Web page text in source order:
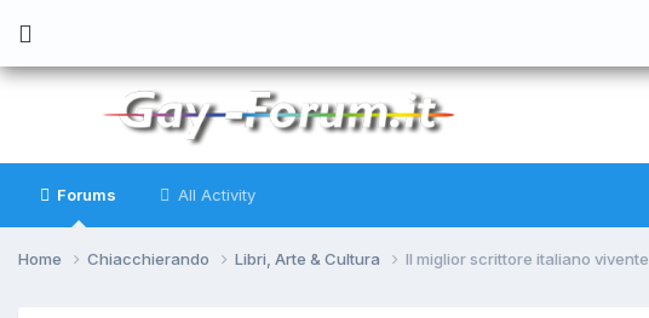
Forums All Activity
Home Chiacchierando Libri, Arte & Cultura Il miglior scrittore italiano vivente